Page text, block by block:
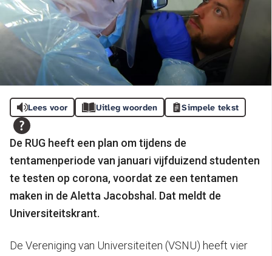
Lees voor Uitleg woorden Simpele tekst
De RUG heeft een plan om tijdens de
tentamenperiode van januari vijfduizend studenten
te testen op corona, voordat ze een tentamen
maken in de Aletta Jacobshal. Dat meldt de
Universiteitskrant.
De Vereniging van Universiteiten (VSNU) heeft vier